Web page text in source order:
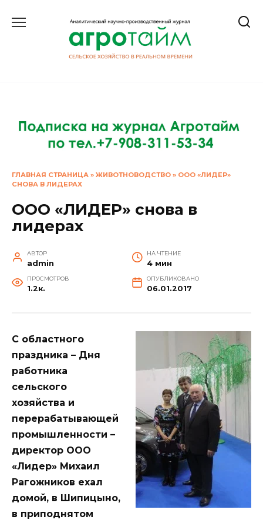
ГЛАВНАЯ СТРАНИЦА » ЖИВОТНОВОДСТВО » ООО «ЛИДЕР»
СНОВА В ЛИДЕРАХ
ООО «ЛИДЕР» снова в
лидерах
АВТОР
admin
НА ЧТЕНИЕ
4 мин
ПРОСМОТРОВ
1.2к.
ОПУБЛИКОВАНО
06.01.2017
С областного
праздника – Дня
работника
сельского
хозяйства и
перерабатывающей
промышленности –
директор ООО
«Лидер» Михаил
Рагожников ехал
домой, в Шипицыно,
в приподнятом